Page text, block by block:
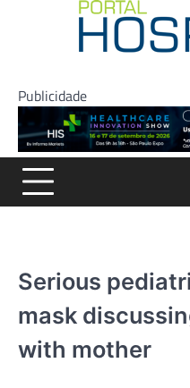
Publicidade
Serious
mask
with mother